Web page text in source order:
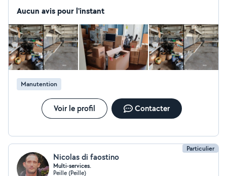
Aucun avis pour l'instant
Manutention
Voir le profil Contacter
Particulier
Nicolas di faostino
Multi-services.
Peille (Peille)